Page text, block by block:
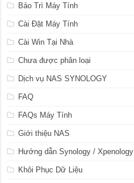
Bảo Trì Máy Tính
Cài Đặt Máy Tính
Cài Win Tại Nhà
Chưa được phân loại
Dịch vụ NAS SYNOLOGY
FAQ
FAQs Máy Tính
Giới thiệu NAS
Hướng dẫn Synology / Xpenology
Khôi Phục Dữ Liệu